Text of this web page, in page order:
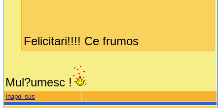
Felicitari!!!! Ce frumos
Mul?umesc !
Inapoi sus